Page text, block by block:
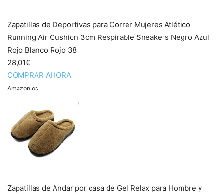
Zapatillas de Deportivas para Correr Mujeres Atlético
Running Air Cushion 3cm Respirable Sneakers Negro Azul
Rojo Blanco Rojo 38
28,01€
COMPRAR AHORA
Amazon.es
Zapatillas de Andar por casa de Gel Relax para Hombre y